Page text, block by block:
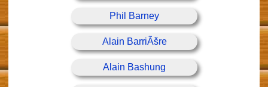
Phil Barney
Alain BarriÃšre
Alain Bashung